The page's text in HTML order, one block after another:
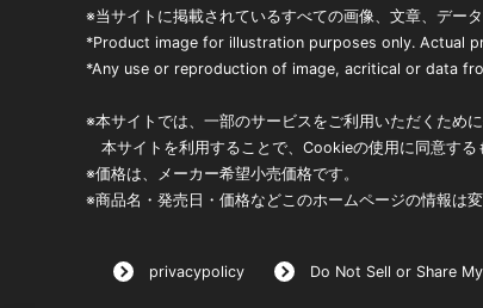
※当サイトに掲載されているすべての画像、文章、デー
*Product image for illustration purposes only. Actual
*Any use or reproduction of image, acritical or data
※本サイトでは、一部のサービスをご利用いただくため
本サイトを利用することで、Cookieの使用に同意する
※価格は、メーカー希望小売価格です。
※商品名・発売日・価格などこのホームページの情報は
privacypolicy Do Not Sell or Share